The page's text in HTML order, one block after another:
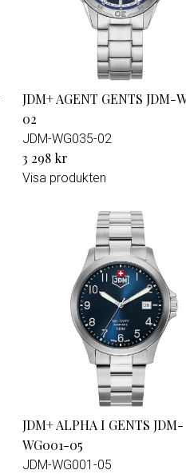
JDM+ AGENT GENTS JDM-
02
JDM-WG035-02
3 298 kr
Visa produkten
JDM+ ALPHA I GENTS JDM-
WG001-05
JDM-WG001-05